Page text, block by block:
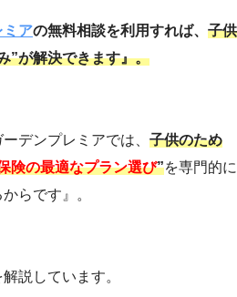
ミアの無料相談を利用すれば、 子供
”が解決できます』。
デンプレミアでは、 子供のため
険の最適なプラン選び”を専門的に
らです』。
説しています。